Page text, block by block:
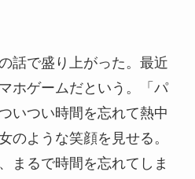
話で盛り上がった。最近
ホゲームだという。「パ
いつい時間を忘れて熱中
のような笑顔を見せる。
まるで時間を忘れてしま